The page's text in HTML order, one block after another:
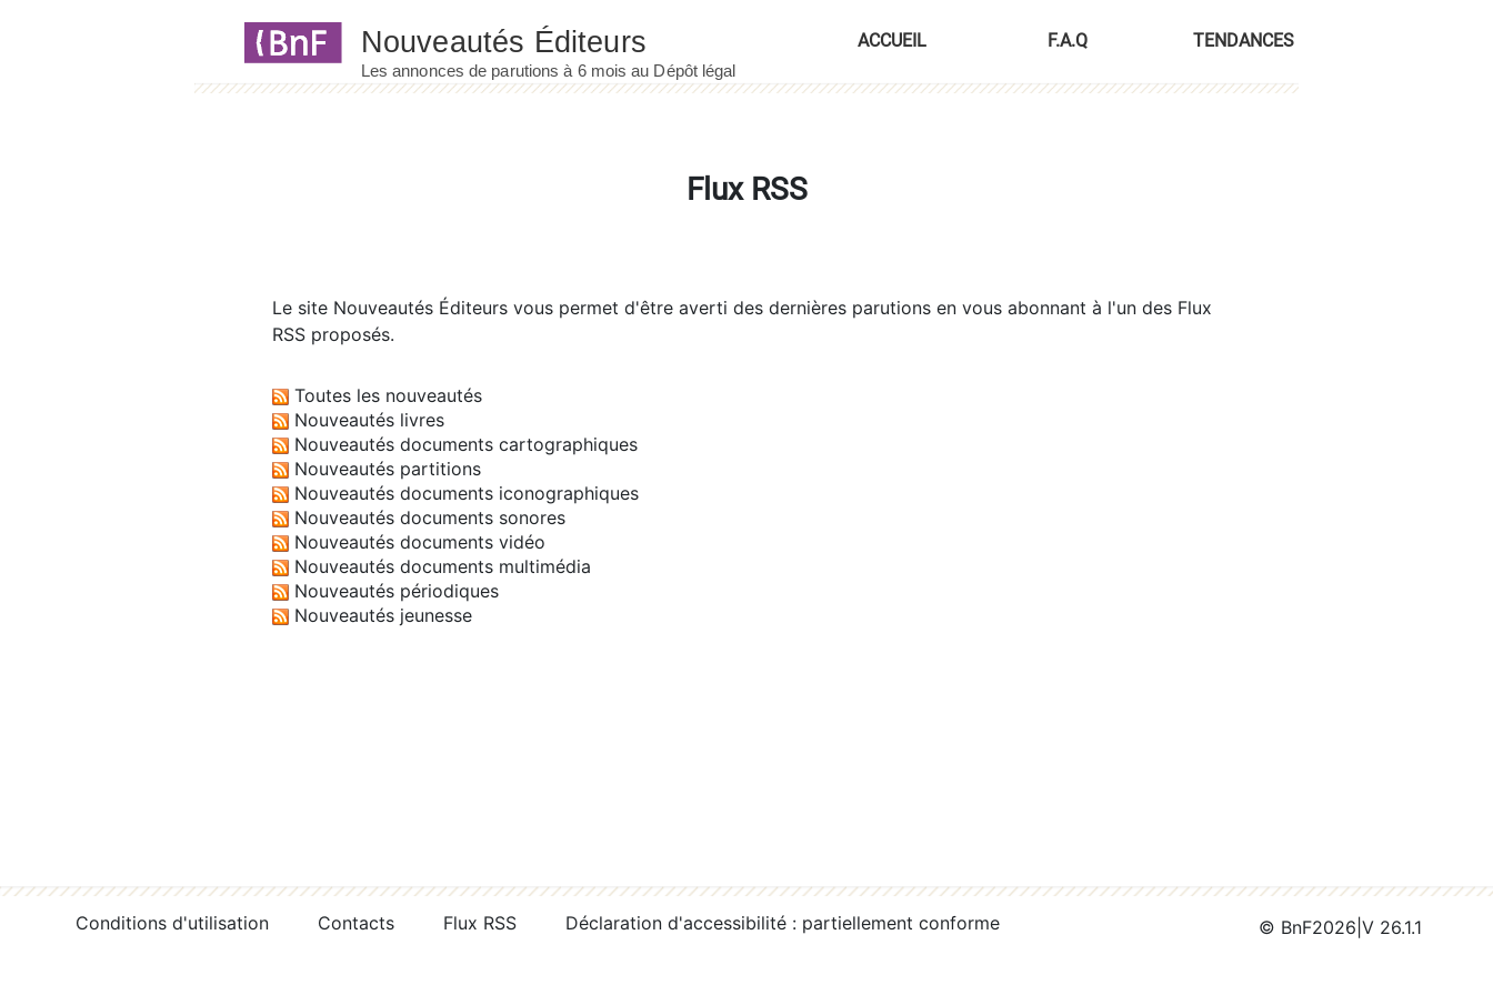
ACCUEIL F.A.Q TENDANCES
Flux RSS
Le site Nouveautés Éditeurs vous permet d'être averti des dernières parutions en vous abonnant à l'un des Flux
RSS proposés.
Toutes les nouveautés
Nouveautés livres
Nouveautés documents cartographiques
Nouveautés partitions
Nouveautés documents iconographiques
Nouveautés documents sonores
Nouveautés documents vidéo
Nouveautés documents multimédia
Nouveautés périodiques
Nouveautés jeunesse
Conditions d'utilisation Contacts Flux RSS Déclaration d'accessibilité : partiellement conforme © BnF2026 V 26.1.1